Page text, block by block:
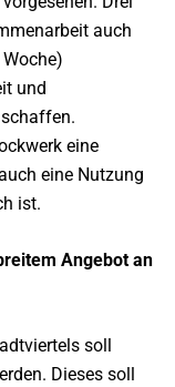
auch
und
eine
eine Nutzung
ist.
Angebot an
soll
Dieses soll